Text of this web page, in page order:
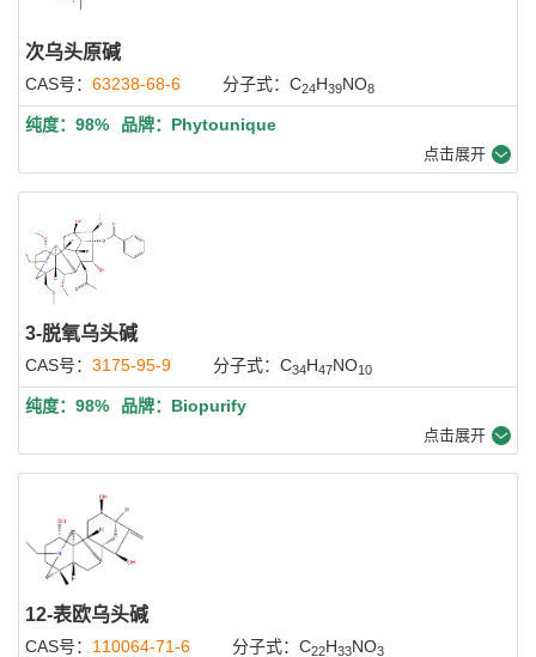
次乌头原碱
CAS号： 63238-68-6 分子式：C24H39NO8
纯度：98% 品牌：Phytounique
点击展开
3-脱氧乌头碱
CAS号： 3175-95-9 分子式：C34H47NO10
纯度：98% 品牌：Biopurify
点击展开
12-表欧乌头碱
CAS号： 110064-71-6 分子式：C22H33NO3